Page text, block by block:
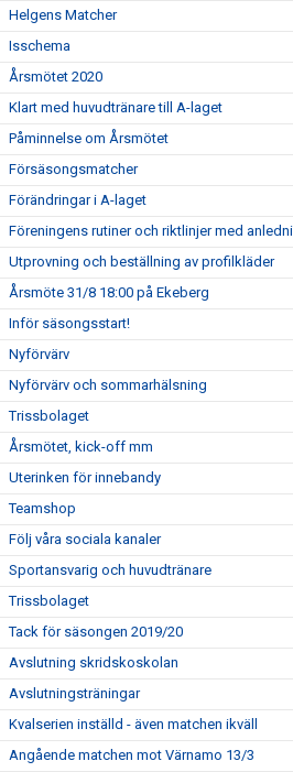
Helgens Matcher
Isschema
Årsmötet 2020
Klart med huvudtränare till A-laget
Påminnelse om Årsmötet
Försäsongsmatcher
Förändringar i A-laget
Föreningens rutiner och riktlinjer med
Utprovning och beställning av profilkläder
Årsmöte 31/8 18:00 på Ekeberg
Inför säsongsstart!
Nyförvärv
Nyförvärv och sommarhälsning
Trissbolaget
Årsmötet, kick-off mm
Uterinken för innebandy
Teamshop
Följ våra sociala kanaler
Sportansvarig och huvudtränare
Trissbolaget
Tack för säsongen 2019/20
Avslutning skridskoskolan
Avslutningsträningar
Kvalserien inställd - även matchen ikväll
Angående matchen mot Värnamo 13/3